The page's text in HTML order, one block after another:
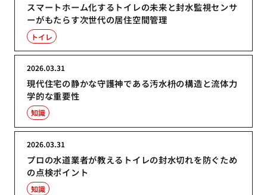
スマートホーム化するトイレの未来と封水監視センサ
ーがもたらす次世代の居住空間管理
トイレ
現代住宅の静かな守護神である汚水枡の構造と流体力
学的な重要性
2026.03.31
知識
プロの水道業者が教えるトイレの封水切れを防ぐため
の点検ポイント
2026.03.31
知識